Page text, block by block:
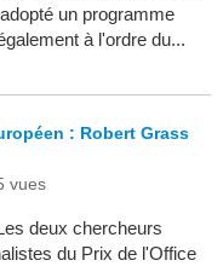
un programme
à l'ordre du...
: Robert Grass
vues
deux chercheurs
du Prix de l'Office